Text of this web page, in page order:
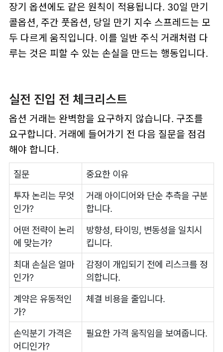
장기 옵션에도 같은 원칙이 적용됩니다. 30일 만기
콜옵션, 주간 풋옵션, 당일 만기 지수 스프레드는 모
두 다르게 움직입니다. 이를 일반 주식 거래처럼 다
루는 것은 피할 수 있는 손실을 만드는 행동입니다.
실전 진입 전 체크리스트
옵션 거래는 완벽함을 요구하지 않습니다. 구조를
요구합니다. 거래에 들어가기 전 다음 질문을 점검
해야 합니다.
질문 중요한 이유
투자 논리는 무엇
인가?
거래 아이디어와 단순 추측을 구분
합니다.
어떤 전략이 논리
에 맞는가?
방향성, 타이밍, 변동성을 일치시
킵니다.
최대 손실은 얼마
인가?
감정이 개입되기 전에 리스크를 정
의합니다.
계약은 유동적인
가?
체결 비용을 줄입니다.
손익분기 가격은
어디인가?
필요한 가격 움직임을 보여줍니다.